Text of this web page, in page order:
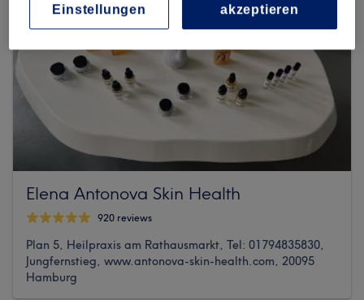
Elena Antonova Skin Health
920 reviews
Plan 5, Heilpraxis am Rathausmarkt, Tel: 01794835830,
Jungfernstieg, www.antonova-skin-health.com, 20095
Hamburg
Einstellungen
akzeptieren